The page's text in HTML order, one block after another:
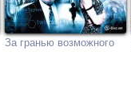
За гранью возможного